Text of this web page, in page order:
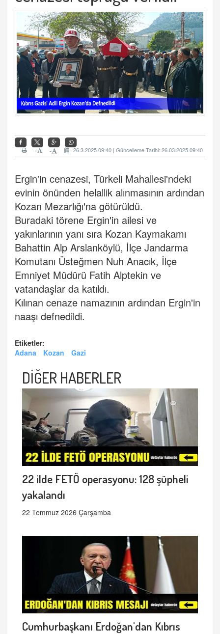
26.3.2025 09:40 | Güncelleme Tarihi: 26.03.2025 09:40
-
+
Ergin'in cenazesi, Türkeli Mahallesi'ndeki
evinin önünden helallik alınmasının ardından
Kozan Mezarlığı'na götürüldü.
Buradaki törene Ergin'in ailesi ve
yakınlarının yanı sıra Kozan Kaymakamı
Bahattin Alp Arslanköylü, İlçe Jandarma
Komutanı Üsteğmen Nuh Anacık, İlçe
Emniyet Müdürü Fatih Alptekin ve
vatandaşlar da katıldı.
Kılınan cenaze namazının ardından Ergin'in
naaşı defnedildi.
Etiketler:
Adana
Kozan Gazi
DİĞER HABERLER
22 ilde FETÖ operasyonu: 128 şüpheli
yakalandı
22 Temmuz 2026 Çarşamba
Cumhurbaşkanı Erdoğan'dan Kıbrıs